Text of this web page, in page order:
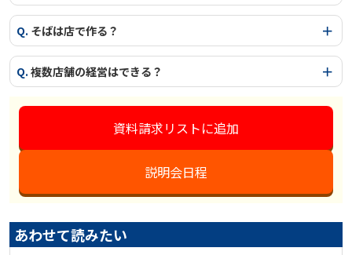
Q. そばは店で作る？
Q. 複数店舗の経営はできる？
資料請求リストに追加
説明会日程
あわせて読みたい